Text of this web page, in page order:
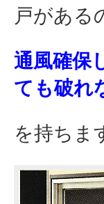
戸がある
通風確保
ても破れ
を持ちま